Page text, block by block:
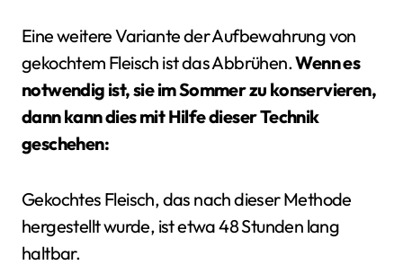
Eine weitere Variante der Aufbewahrung von
gekochtem Fleisch ist das Abbrühen.Wenn es
notwendig ist, sie im Sommer zu konservieren,
dann kann dies mit Hilfe dieser Technik
geschehen:
Gekochtes Fleisch, das nach dieser Methode
hergestellt wurde, ist etwa 48 Stunden lang
haltbar.